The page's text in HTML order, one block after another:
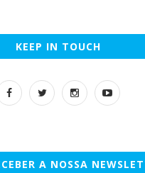
KEEP IN TOUCH
A NOSSA